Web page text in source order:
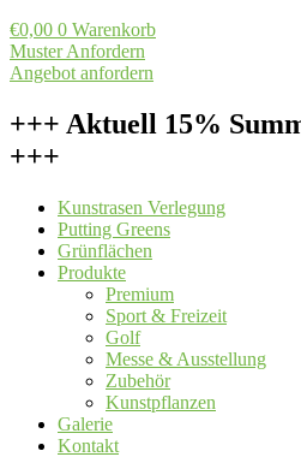
€0,00 0 Warenkorb
Muster Anfordern
Angebot anfordern
+++ Aktuell 15%
+++
Kunstrasen Verlegung
Putting Greens
Grünflächen
Produkte
Premium
Sport & Freizeit
Golf
Messe & Ausstellung
Zubehör
Kunstpflanzen
Galerie
Kontakt